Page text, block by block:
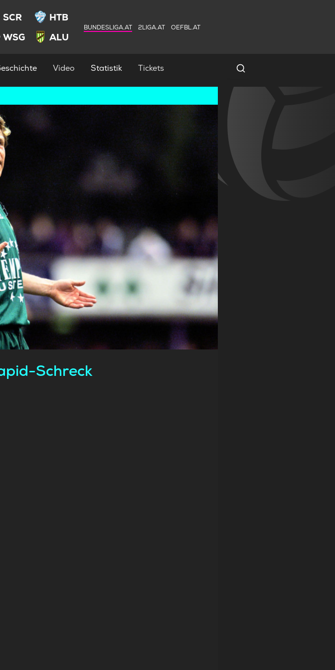
SCR
HTB
WSG ALU
BUNDESLIGA.AT 2LIGA.AT OEFBL.AT
Video Statistik Tickets Spielersuche
Schreck